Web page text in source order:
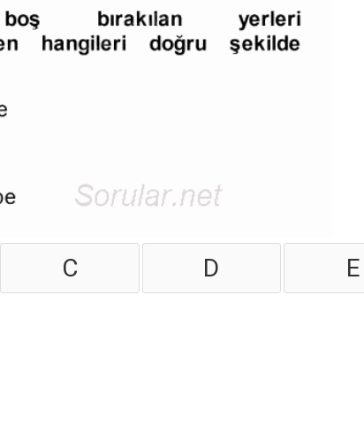
C D E